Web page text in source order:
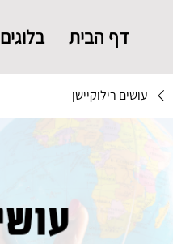
דף הבית בלוגים
עושים רילוקיישן